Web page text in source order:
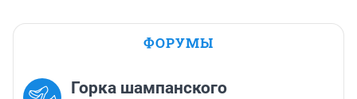
ФОРУМЫ
Горка шампанского